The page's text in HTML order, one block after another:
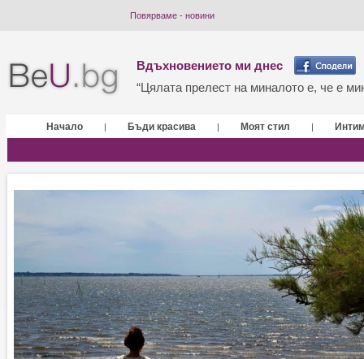
Повярваме - новини
Вдъхновението ми днес
“Цялата прелест на миналото е, че е
Начало | Бъди красива | Моят стил |